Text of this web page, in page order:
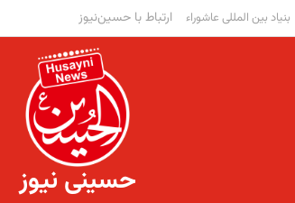
بنیاد بین المللی عاشوراء ارتباط با حسین‌نیوز
حسینی نیوز